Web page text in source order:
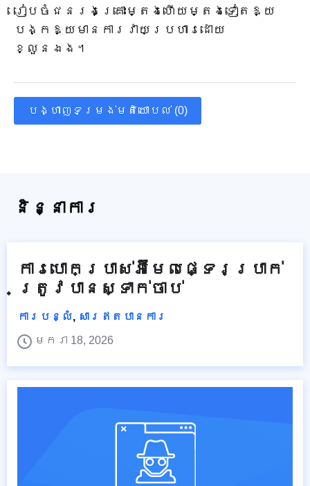
រៀបចំជនរងគ្រោះម្តងហើយម្តងទៀតឱ្យ
បង្កឱ្យមានការវាយប្រហារដោយ
ខ្លួនឯង។
បង្ហាញទម្រង់មតិយោបល់ (0)
និន្នាការ
ការបោកប្រាស់អ៊ីមែលផ្ទេរប្រាក់
ត្រូវបានស្ទាក់ចាប់
ការបន្លំ, សារឥតបានការ
មករា 18, 2026